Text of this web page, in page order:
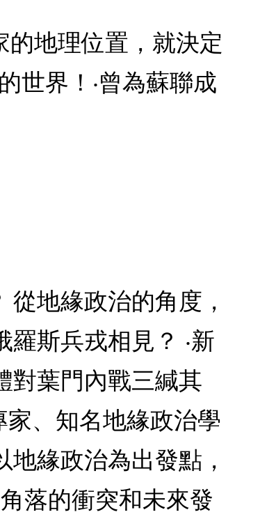
的地理位置，就決定
世界！‧曾為蘇聯成
地緣政治的角度，
斯兵戎相見？ ‧新
對葉門內戰三緘其
家、知名地緣政治學
緣政治為出發點，
落的衝突和未來發